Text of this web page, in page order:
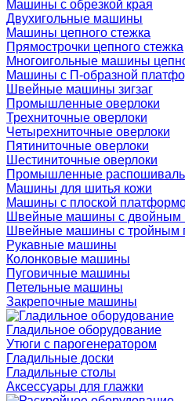
Машины с обрезкой края
Двухигольные машины
Машины цепного стежка
Прямострочки цепного стежка
Многоигольные машины
Машины с П-образной
Швейные машины зигзаг
Промышленные оверлоки
Трехниточные оверлоки
Четырехниточные оверлоки
Пятиниточные оверлоки
Шестиниточные оверлоки
Промышленные
Машины для шитья кожи
Машины с плоской
Швейные машины с двойным
Швейные машины с тройным
Рукавные машины
Колонковые машины
Пуговичные машины
Петельные машины
Закрепочные машины
Гладильное оборудование
Утюги с парогенератором
Гладильные доски
Гладильные столы
Аксессуары для глажки